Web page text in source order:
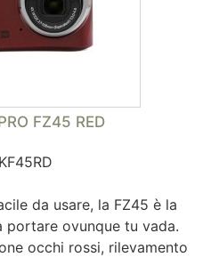
FZ45 RED
da usare, la FZ45 è la
ovunque tu vada.
occhi rossi, rilevamento